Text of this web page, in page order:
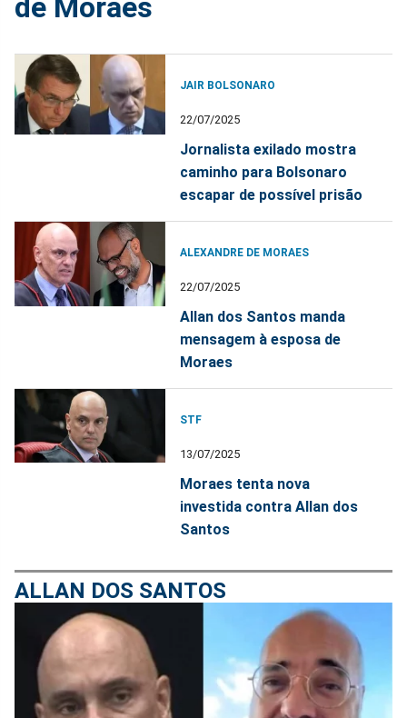
de Moraes
JAIR BOLSONARO
22/07/2025
Jornalista exilado mostra
caminho para Bolsonaro
escapar de possível prisão
ALEXANDRE DE MORAES
22/07/2025
Allan dos Santos manda
mensagem à esposa de
Moraes
STF
13/07/2025
Moraes tenta nova
investida contra Allan dos
Santos
ALLAN DOS SANTOS